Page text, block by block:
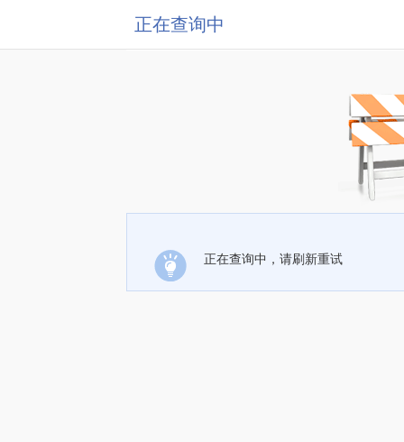
正在查询中
正在查询中，请刷新重试